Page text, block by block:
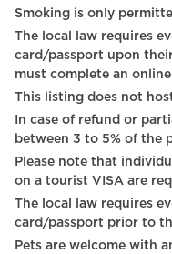
Smoking is only
The local law requires every guest to present an ID
card/passport upon
must complete an
This listing does not
between 3 to 5% of the
Please note that individuals who do not enter the country
on a tourist VISA are
The local law requires every guest to submit an ID
card/passport prior to
Pets are welcome with an additional fee of 450 NIS per